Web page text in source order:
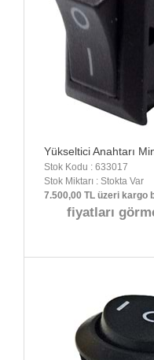
Yükseltici Anahtarı
Stok Kodu : 633017
Stok Miktarı : Stokta Var
7.500,00 TL üzeri kargo
fiyatları